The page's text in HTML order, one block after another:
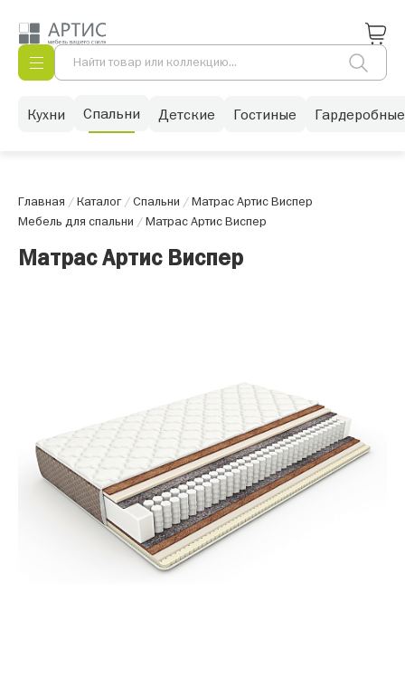
Кухни Спальни Детские Гостиные Гардеробные
Главная /Каталог/Спальни /Матрас Артис Виспер
Мебель для спальни /Матрас Артис Виспер
Матрас Артис Виспер